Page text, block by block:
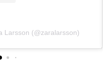
Larsson (@zaralarsson)